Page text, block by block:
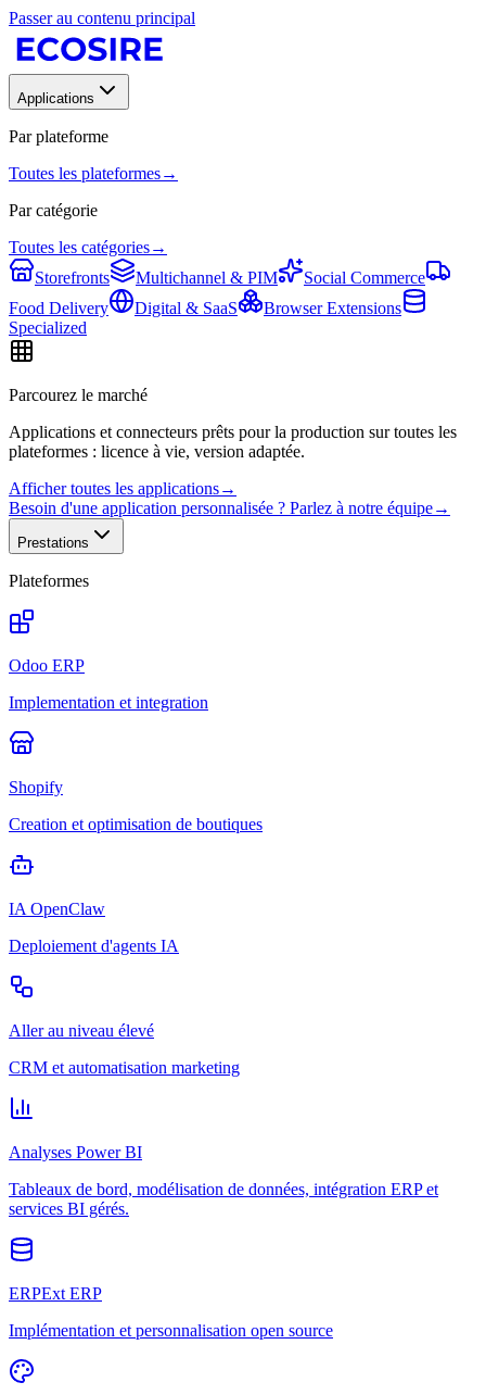
Passer au contenu principal
Applications
Par plateforme
Toutes les plateformes→
Par catégorie
Toutes les catégories→
Storefronts
Multichannel & PIM
Social Commerce
Food Delivery
Digital & SaaS
Browser Extensions
Specialized
Parcourez le marché
Applications et connecteurs prêts pour la production sur toutes les
plateformes : licence à vie, version adaptée.
Afficher toutes les applications→
Besoin d'une application personnalisée ? Parlez à notre équipe→
Prestations
Plateformes
Odoo ERP
Implementation et integration
Shopify
Creation et optimisation de boutiques
IA OpenClaw
Deploiement d'agents IA
Aller au niveau élevé
CRM et automatisation marketing
Analyses Power BI
Tableaux de bord, modélisation de données, intégration ERP et
services BI gérés.
ERPExt ERP
Implémentation et personnalisation open source